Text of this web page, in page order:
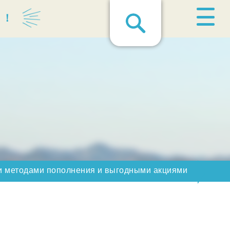
пополнения и выгодными акциями